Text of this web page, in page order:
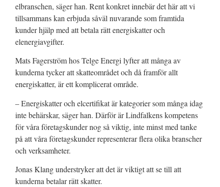
elbranschen, säger han. Rent konkret innebär det här att vi
tillsammans kan erbjuda såväl nuvarande som framtida
kunder hjälp med att betala rätt energiskatter och
elenergiavgifter.
Mats Fagerström hos Telge Energi lyfter att många av
kunderna tycker att skatteområdet och då framför allt
energiskatter, är ett komplicerat område.
– Energiskatter och elcertifikat är kategorier som många idag
inte behärskar, säger han. Därför är Lindfalkens kompetens
för våra företagskunder nog så viktig, inte minst med tanke
på att våra företagskunder representerar flera olika branscher
och verksamheter.
Jonas Klang understryker att det är viktigt att se till att
kunderna betalar rätt skatter.